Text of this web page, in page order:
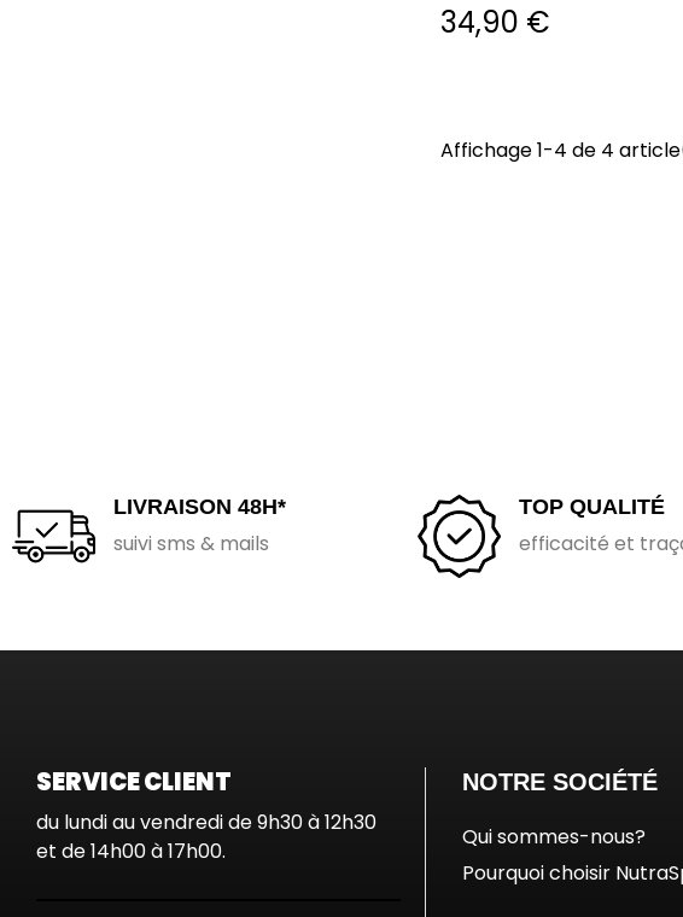
34,90 €
Affichage 1-4 de 4
LIVRAISON 48H*
suivi sms & mails
TOP QUALITÉ
efficacité et
SERVICE CLIENT
du lundi au vendredi de 9h30 à 12h30
et de 14h00 à 17h00.
NOTRE SOCIÉTÉ
Qui sommes-nous?
Pourquoi choisir